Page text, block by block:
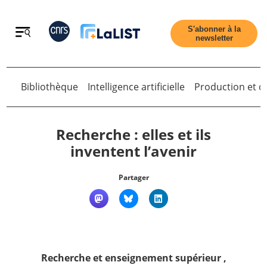
Retour
S'abonner à la
newsletter
Bibliothèque Intelligence artificielle Production et
Recherche : elles et ils
inventent l’avenir
Partager
Recherche et enseignement supérieur,